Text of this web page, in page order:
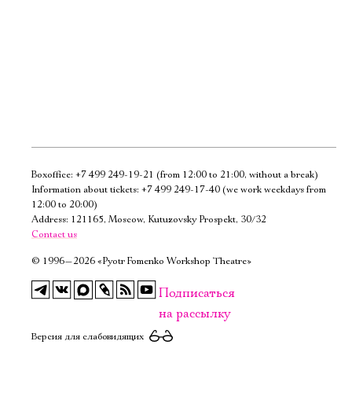
Boxoffice: +7 499 249-19-21 (from 12:00 to 21:00, without a break)
Information about tickets: +7 499 249-17-40 (we work weekdays from
12:00 to 20:00)
Address: 121165, Moscow, Kutuzovsky Prospekt, 30/32
Contact us
© 1996—2026 «Pyotr Fomenko Workshop Theatre»
Подписаться
на рассылку
Версия для слабовидящих
Электропочта
Ознакомиться